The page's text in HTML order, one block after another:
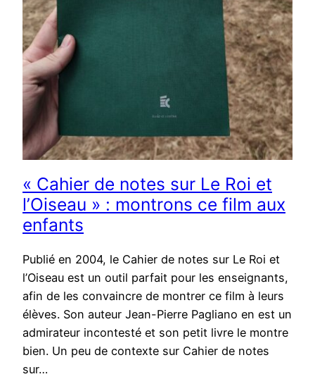
« Cahier de notes sur Le Roi et
l’Oiseau » : montrons ce film aux
enfants
Publié en 2004, le Cahier de notes sur Le Roi et
l’Oiseau est un outil parfait pour les enseignants,
afin de les convaincre de montrer ce film à leurs
élèves. Son auteur Jean-Pierre Pagliano en est un
admirateur incontesté et son petit livre le montre
bien. Un peu de contexte sur Cahier de notes
sur…